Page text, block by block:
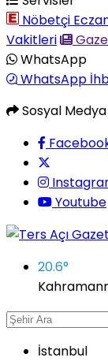
Nöbetçi
Vakitleri
WhatsApp
WhatsApp
Sosyal Medya
Youtube
20.6°
İstanbul